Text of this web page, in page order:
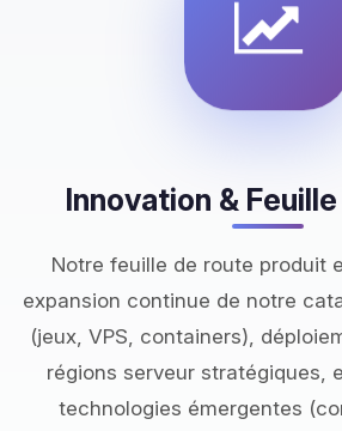
Innovation &
Notre feuille de route produit
expansion continue de notre
(jeux, VPS, containers),
régions serveur stratégiques,
technologies émergentes